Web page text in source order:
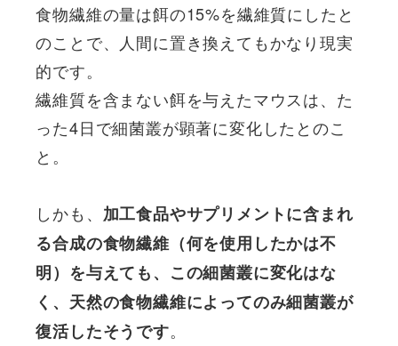
食物繊維の量は餌の15%を繊維質にしたと
のことで、人間に置き換えてもかなり現実
的です。
繊維質を含まない餌を与えたマウスは、た
った4日で細菌叢が顕著に変化したとのこ
と。
しかも、 加工食品やサプリメントに含まれ
る合成の食物繊維（何を使用したかは不
明）を与えても、この細菌叢に変化はな
く、天然の食物繊維によってのみ細菌叢が
復活したそうです。